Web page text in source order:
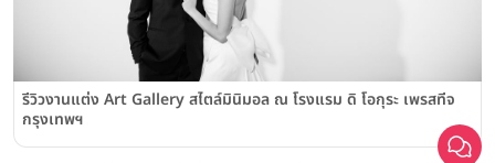
รีวิวงานแต่ง Art Gallery สไตล์มินิมอล ณ โรงแรม ดิ โอกุระ เพรสทีจ
กรุงเทพฯ